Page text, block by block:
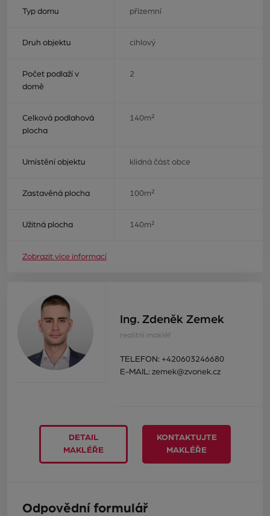
Typ domu přízemní
Druh objektu cihlový
Počet podlaží v
domě
2
Celková podlahová
plocha
140m²
Umístění objektu klidná část obce
Zastavěná plocha 100m²
Užitná plocha 140m²
Zobrazit více informací
Ing. Zdeněk Zemek
realitní makléř
TELEFON: +420603246680
E-MAIL: zemek@zvonek.cz
DETAIL
MAKLÉŘE
KONTAKTUJTE
MAKLÉŘE
Odpovědní formulář